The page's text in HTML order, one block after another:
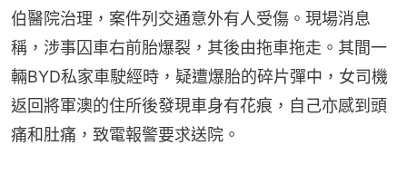
伯醫院治理，案件列交通意外有人受傷。現場消息
稱，涉事囚車右前胎爆裂，其後由拖車拖走。其間一
輛BYD私家車駛經時，疑遭爆胎的碎片彈中，女司機
返回將軍澳的住所後發現車身有花痕，自己亦感到頭
痛和肚痛，致電報警要求送院。